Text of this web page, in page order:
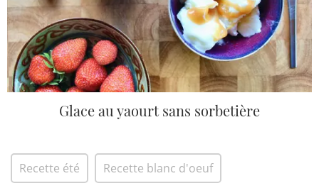
Glace au yaourt sans sorbetière
Recette été Recette blanc d'oeuf